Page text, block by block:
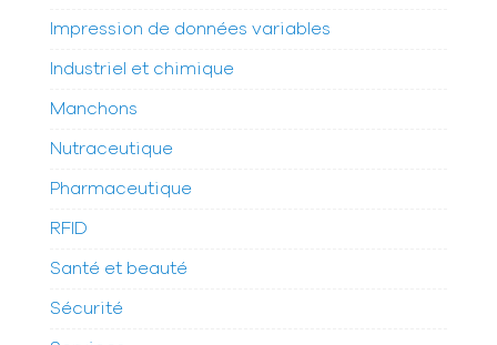
Impression de données variables
Industriel et chimique
Manchons
Nutraceutique
Pharmaceutique
RFID
Santé et beauté
Sécurité